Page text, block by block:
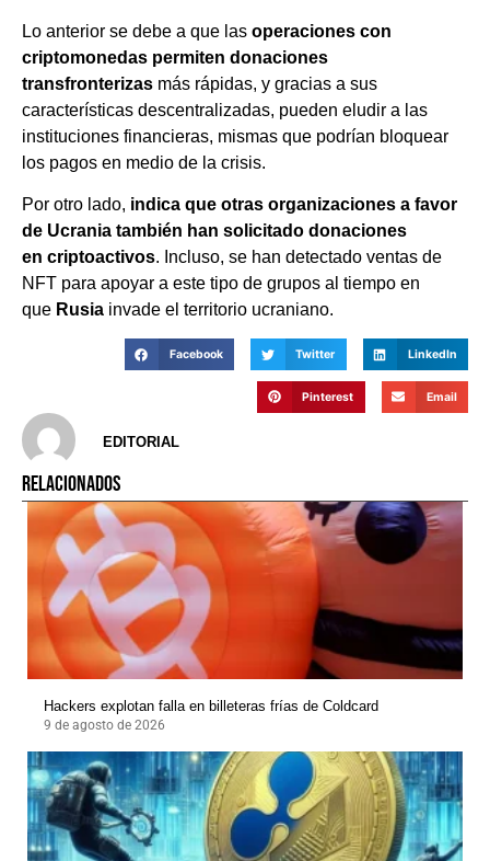
Lo anterior se debe a que las operaciones con
criptomonedas permiten donaciones
transfronterizas más rápidas, y gracias a sus
características descentralizadas, pueden eludir a las
instituciones financieras, mismas que podrían bloquear
los pagos en medio de la crisis.
Por otro lado, indica que otras organizaciones a favor
de Ucrania también han solicitado donaciones
en criptoactivos. Incluso, se han detectado ventas de
NFT para apoyar a este tipo de grupos al tiempo en
que Rusia invade el territorio ucraniano.
Facebook Twitter LinkedIn
Pinterest Email
EDITORIAL
RELACIONADOS
Hackers explotan falla en billeteras frías de Coldcard
9 de agosto de 2026